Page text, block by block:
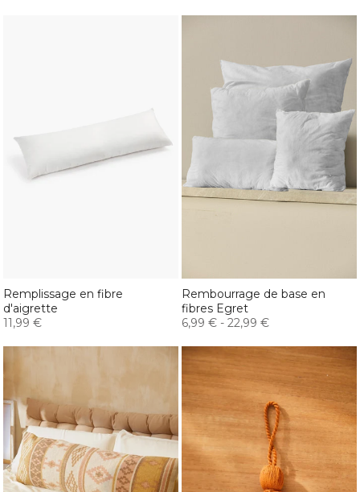
Remplissage en fibre
d'aigrette
11,99 €
Rembourrage de base en
fibres Egret
6,99 € - 22,99 €